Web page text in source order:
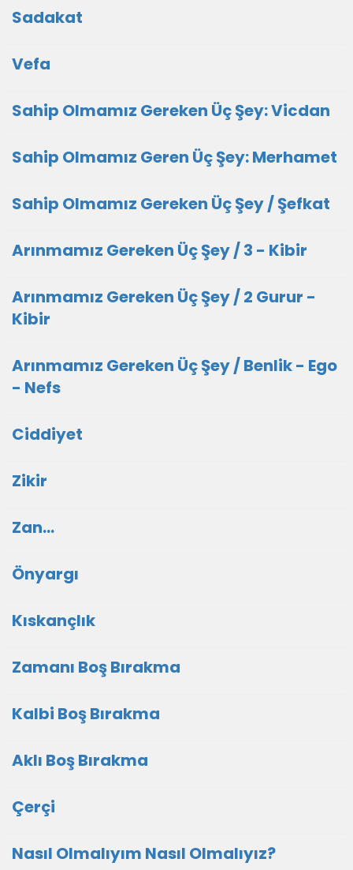
Sadakat
Vefa
Sahip Olmamız Gereken Üç Şey: Vicdan
Sahip Olmamız Geren Üç Şey: Merhamet
Sahip Olmamız Gereken Üç Şey / Şefkat
Arınmamız Gereken Üç Şey / 3 - Kibir
Arınmamız Gereken Üç Şey / 2 Gurur -
Kibir
Arınmamız Gereken Üç Şey / Benlik - Ego
- Nefs
Ciddiyet
Zikir
Zan...
Önyargı
Kıskançlık
Zamanı Boş Bırakma
Kalbi Boş Bırakma
Aklı Boş Bırakma
Çerçi
Nasıl Olmalıyım Nasıl Olmalıyız?